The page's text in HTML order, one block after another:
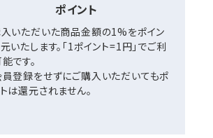
ポイント
いただいた商品金額の1%をポイン
いたします。「1ポイント=1円」でご利
です。
登録をせずにご購入いただいてもポ
は還元されません。